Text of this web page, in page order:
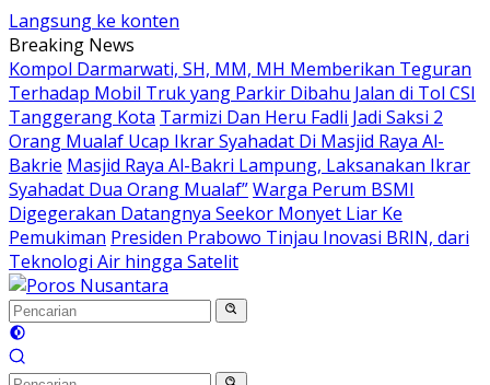
Langsung ke konten
Breaking News
Kompol Darmarwati, SH, MM, MH Memberikan Teguran
Terhadap Mobil Truk yang Parkir Dibahu Jalan di Tol CSI
Tanggerang Kota Tarmizi Dan Heru Fadli Jadi Saksi 2
Orang Mualaf Ucap Ikrar Syahadat Di Masjid Raya Al-
Bakrie Masjid Raya Al-Bakri Lampung, Laksanakan Ikrar
Syahadat Dua Orang Mualaf”Warga Perum BSMI
Digegerakan Datangnya Seekor Monyet Liar Ke
Pemukiman Presiden Prabowo Tinjau Inovasi BRIN, dari
Teknologi Air hingga Satelit